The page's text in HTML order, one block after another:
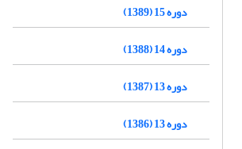
دوره 15 (1389)
دوره 14 (1388)
دوره 13 (1387)
دوره 13 (1386)